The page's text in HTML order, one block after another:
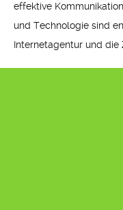
effektive
und Technologie sind
Internetagentur und die